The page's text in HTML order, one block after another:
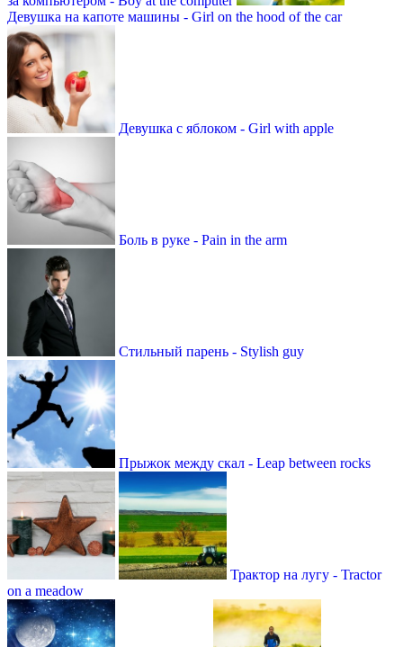
Девушка на капоте машины - Girl on the hood of the car
Девушка с яблоком - Girl with apple
Боль в руке - Pain in the arm
Стильный парень - Stylish guy
Прыжок между скал - Leap between rocks
Трактор на лугу - Tractor
on a meadow